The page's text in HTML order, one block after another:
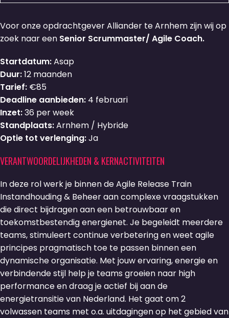
Voor onze opdrachtgever Alliander te Arnhem zijn wij op
zoek naar een Senior Scrummaster/ Agile Coach.
Startdatum:Asap
Duur:12 maanden
Tarief: €85
Deadline aanbieden: 4 februari
Inzet:36 per week
Standplaats:Arnhem / Hybride
Optie tot verlenging:Ja
VERANTWOORDELIJKHEDEN & KERNACTIVITEITEN
In deze rol werk je binnen de Agile Release Train
Instandhouding & Beheer aan complexe vraagstukken
die direct bijdragen aan een betrouwbaar en
toekomstbestendig energienet. Je begeleidt meerdere
teams, stimuleert continue verbetering en weet agile
principes pragmatisch toe te passen binnen een
dynamische organisatie. Met jouw ervaring, energie en
verbindende stijl help je teams groeien naar high
performance en draag je actief bij aan de
energietransitie van Nederland. Het gaat om 2
volwassen teams met o.a. uitdagingen op het gebied van